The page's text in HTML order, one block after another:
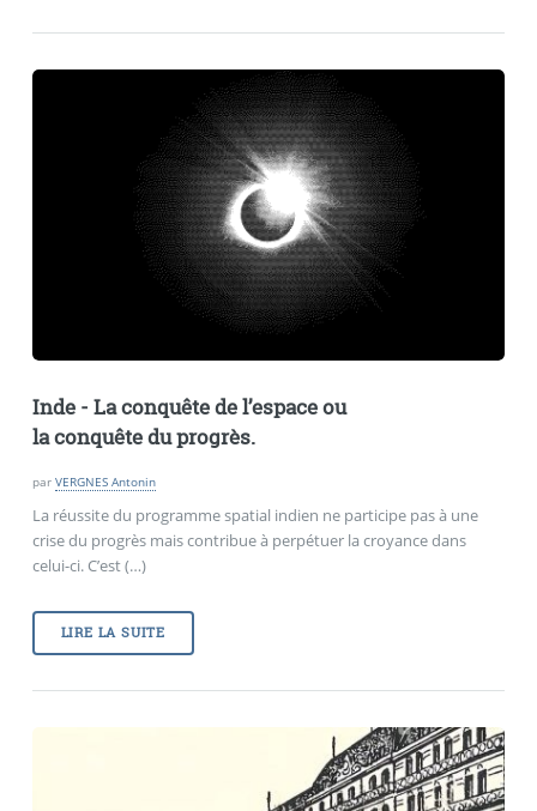
Inde - La conquête de l’espace ou
la conquête du progrès.
par VERGNES Antonin
La réussite du programme spatial indien ne participe pas à une
crise du progrès mais contribue à perpétuer la croyance dans
celui-ci. C’est (…)
LIRE LA SUITE